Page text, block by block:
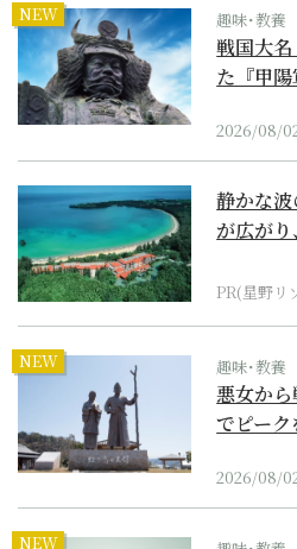
NEW 趣味･教養
戦国大
た『甲
2026/08/
静かな
が広が
PR(星野リ
NEW 趣味･教養
悪女から
でピー
2026/08/
NEW